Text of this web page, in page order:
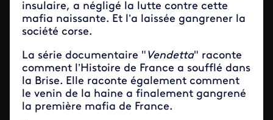
insulaire, a négligé la lutte contre cette
mafia naissante. Et l’a laissée gangrener la
société corse.
La série documentaire " Vendetta" raconte
comment l’Histoire de France a soufflé dans
la Brise. Elle raconte également comment
le venin de la haine a finalement gangrené
la première mafia de France.